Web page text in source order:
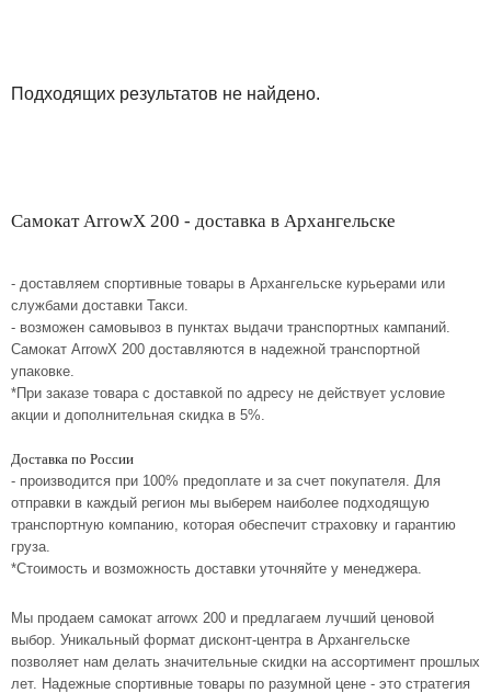
Подходящих результатов не найдено.
Самокат ArrowX 200 - доставка в Архангельске
- доставляем спортивные товары в Архангельске курьерами или
службами доставки Такси.
- возможен самовывоз в пунктах выдачи транспортных кампаний.
Самокат ArrowX 200 доставляются в надежной транспортной
упаковке.
*При заказе товара с доставкой по адресу не действует условие
акции и дополнительная скидка в 5%.
Доставка по России
- производится при 100% предоплате и за счет покупателя. Для
отправки в каждый регион мы выберем наиболее подходящую
транспортную компанию, которая обеспечит страховку и гарантию
груза.
*Стоимость и возможность доставки уточняйте у менеджера.
Мы продаем самокат arrowx 200 и предлагаем лучший ценовой
выбор. Уникальный формат дисконт-центра в Архангельске
позволяет нам делать значительные скидки на ассортимент прошлых
лет. Надежные спортивные товары по разумной цене - это стратегия